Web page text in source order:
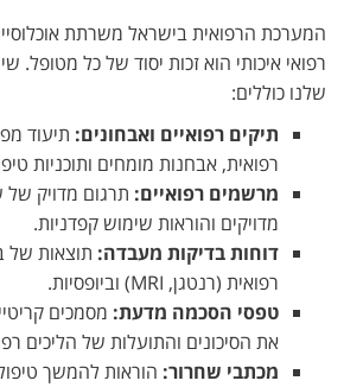
המערכת הרפואית בישראל משרתת
רפואי איכותי הוא זכות יסוד של כל מטופל.
שלנו כוללים:
תיקים רפואיים ואבחונים: תיעוד
רפואית, אבחנות מומחים ותוכניות
מרשמים רפואיים: תרגום מדויק של
מדויקים והוראות שימוש קפדניות.
דוחות בדיקות מעבדה: תוצאות של
רפואית (רנטגן, MRI) וביופסיות.
טפסי הסכמה מדעת: מסמכים
את הסיכונים והתועלות של הליכים
מכתבי שחרור: הוראות להמשך